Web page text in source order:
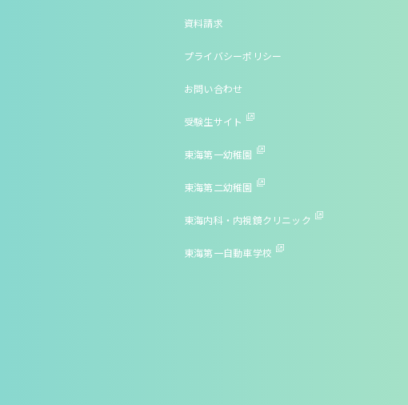
資料請求
プライバシーポリシー
お問い合わせ
受験生サイト
東海第一幼稚園
東海第二幼稚園
東海内科・内視鏡クリニック
東海第一自動車学校